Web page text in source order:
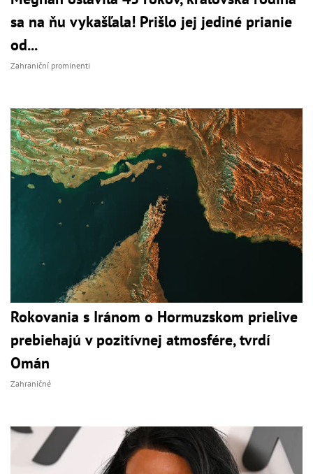
sa na ňu vykašľala! Prišlo jej jediné prianie
od...
Zahraniční prominenti
Rokovania s Iránom o Hormuzskom prielive
prebiehajú v pozitívnej atmosfére, tvrdí
Omán
Zahraničné